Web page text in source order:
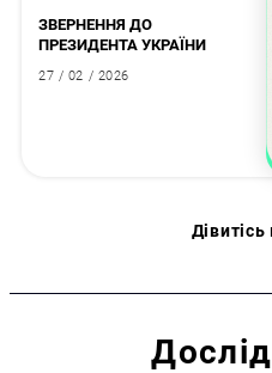
ЗВЕРНЕННЯ ДО
ПРЕЗИДЕНТА УКРАЇНИ
27 / 02 / 2026
Дівитісь